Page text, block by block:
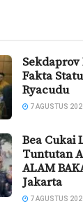
Fakta
Ryacudu
7 AGUSTUS
Bea Cukai
Tuntutan
ALAM
Jakarta
7 AGUSTUS